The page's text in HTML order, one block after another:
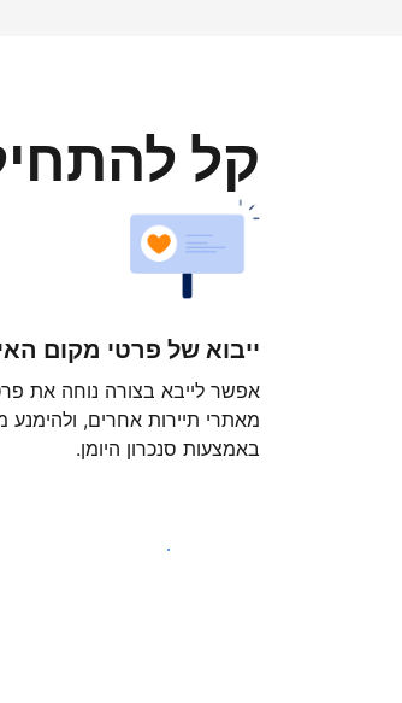
קל
ייבוא של פרטי מקום
אפשר לייבא בצורה נוחה את
מאתרי תיירות אחרים, ולהימנע
באמצעות סנכרון היומן.
צאו לדרך עוד היום